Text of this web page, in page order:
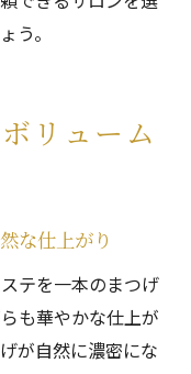
う。
リューム
な仕上がり
テを一本のまつげ
も華やかな仕上が
が自然に濃密にな